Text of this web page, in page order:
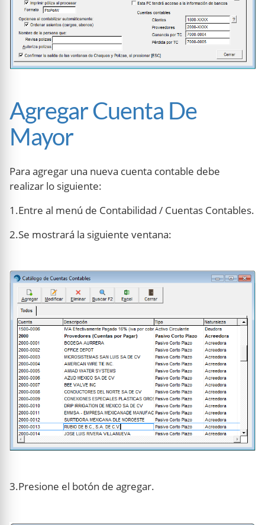
Agregar Cuenta De
Mayor
Para agregar una nueva cuenta contable debe
realizar lo siguiente:
1.Entre al menú de Contabilidad / Cuentas Contables.
2.Se mostrará la siguiente ventana:
3.Presione el botón de agregar.